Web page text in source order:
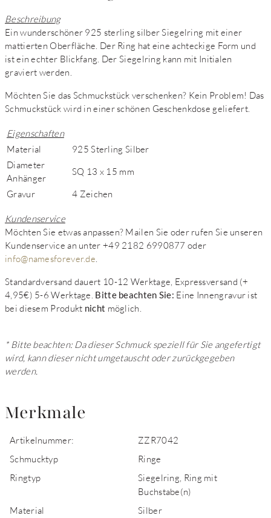
Beschreibung
Ein wunderschöner 925 sterling silber Siegelring mit einer
mattierten Oberfläche. Der Ring hat eine achteckige Form und
ist ein echter Blickfang. Der Siegelring kann mit Initialen
graviert werden.
Möchten Sie das Schmuckstück verschenken? Kein Problem! Das
Schmuckstück wird in einer schönen Geschenkdose geliefert.
Eigenschaften
Material
925 Sterling Silber
Diameter
Anhänger
SQ 13 x 15 mm
Gravur 4 Zeichen
Kundenservice
Möchten Sie etwas anpassen? Mailen Sie oder rufen Sie unseren
Kundenservice an unter +49 2182 6990877 oder
info@namesforever.de
Standardversand dauert 10-12 Werktage, Expressversand (+
4,95€) 5-6 Werktage. Bitte beachten Sie: Eine Innengravur ist
bei diesem Produkt nicht möglich.
* Bitte beachten: Da dieser Schmuck speziell für Sie angefertigt
wird, kann dieser nicht umgetauscht oder zurückgegeben
werden.
Merkmale
Artikelnummer:
ZZR7042
Schmucktyp
Ringe
Ringtyp
Siegelring, Ring mit
Buchstabe(n)
Material
Silber